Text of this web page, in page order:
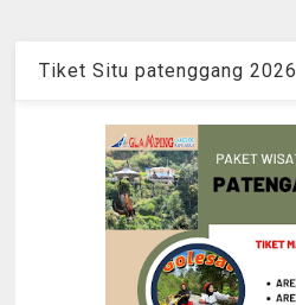
Tiket Situ patenggang 2026